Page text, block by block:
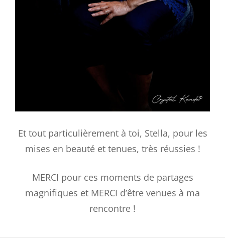
Et tout particulièrement à toi, Stella, pour les
mises en beauté et tenues, très réussies !
MERCI pour ces moments de partages
magnifiques et MERCI d’être venues à ma
rencontre !